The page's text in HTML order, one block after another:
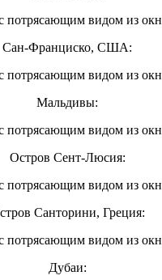
Сан-Франциско, США:
Мальдивы:
Остров Сент-Люсия:
Санторини, Греция:
Дубаи: